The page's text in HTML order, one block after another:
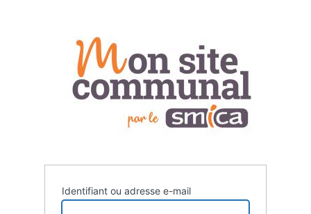
connecter
Identifiant ou adresse e-mail